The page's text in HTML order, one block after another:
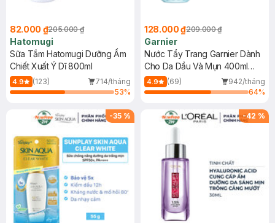
82.000 ₫205.000 ₫
Hatomugi
Sữa Tắm Hatomugi Dưỡng Ẩm
Chiết Xuất Ý Dĩ 800ml
4.9 (123)
714/tháng
53%
128.000 ₫209.000 ₫
Garnier
Nước Tẩy Trang Garnier Dành
Cho Da Dầu Và Mụn 400ml
(Mới)
4.9 (69)
942/tháng
64%
-35 % -42 %